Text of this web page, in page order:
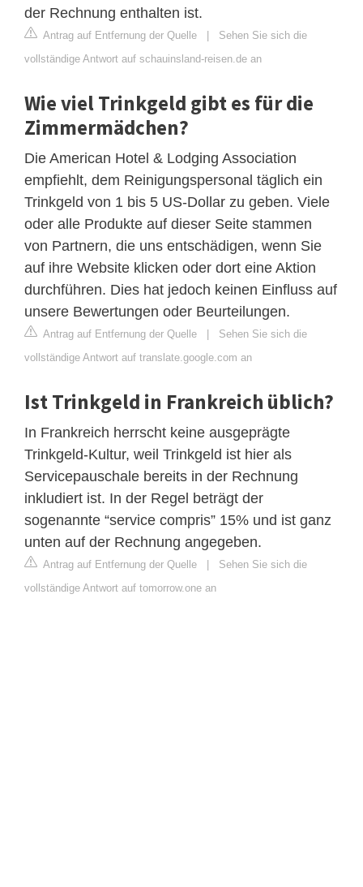
der Rechnung enthalten ist.
Antrag auf Entfernung der Quelle | Sehen Sie sich die
vollständige Antwort auf schauinsland-reisen.de an
Wie viel Trinkgeld gibt es für die
Zimmermädchen?
Die American Hotel & Lodging Association
empfiehlt, dem Reinigungspersonal täglich ein
Trinkgeld von 1 bis 5 US-Dollar zu geben. Viele
oder alle Produkte auf dieser Seite stammen
von Partnern, die uns entschädigen, wenn Sie
auf ihre Website klicken oder dort eine Aktion
durchführen. Dies hat jedoch keinen Einfluss auf
unsere Bewertungen oder Beurteilungen.
Antrag auf Entfernung der Quelle | Sehen Sie sich die
vollständige Antwort auf translate.google.com an
Ist Trinkgeld in Frankreich üblich?
In Frankreich herrscht keine ausgeprägte
Trinkgeld-Kultur, weil Trinkgeld ist hier als
Servicepauschale bereits in der Rechnung
inkludiert ist. In der Regel beträgt der
sogenannte “service compris” 15% und ist ganz
unten auf der Rechnung angegeben.
Antrag auf Entfernung der Quelle | Sehen Sie sich die
vollständige Antwort auf tomorrow.one an